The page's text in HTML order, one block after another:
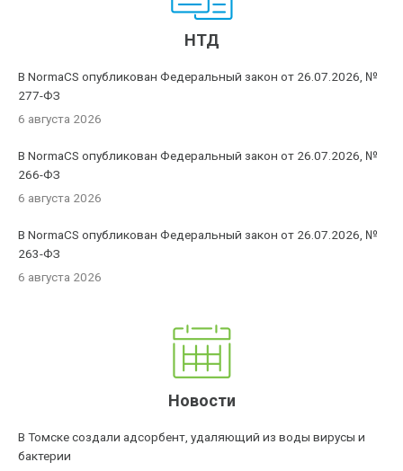
НТД
В NormaCS опубликован Федеральный закон от 26.07.2026, №
277-ФЗ
6 августа 2026
В NormaCS опубликован Федеральный закон от 26.07.2026, №
266-ФЗ
6 августа 2026
В NormaCS опубликован Федеральный закон от 26.07.2026, №
263-ФЗ
6 августа 2026
Новости
В Томске создали адсорбент, удаляющий из воды вирусы и
бактерии